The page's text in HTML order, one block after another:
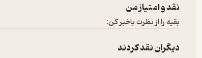
نقد و امتیاز من
بقیه را از نظرت باخبر کن:
دیگران نقد کردند